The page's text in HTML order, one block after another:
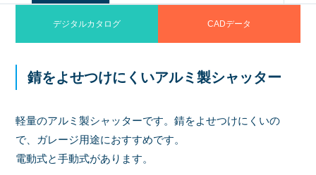
デジタルカタログ CADデータ
錆をよせつけにくいアルミ製シャッター
軽量のアルミ製シャッターです。錆をよせつけにくいの
で、ガレージ用途におすすめです。
電動式と手動式があります。